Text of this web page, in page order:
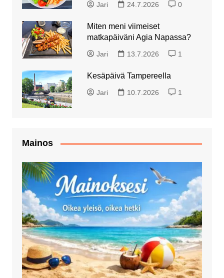
Jari 24.7.2026 0
Miten meni viimeiset
matkapäiväni Agia Napassa?
Jari 13.7.2026 1
Kesäpäivä Tampereella
Jari 10.7.2026 1
Mainos